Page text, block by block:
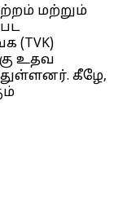
மற்றும்
(TVK)
உதவ
கீழே,